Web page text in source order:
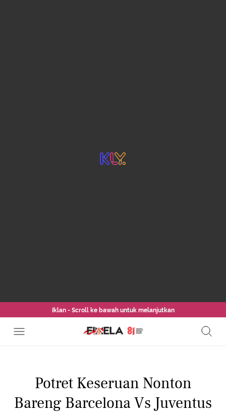
Iklan - Scroll ke bawah untuk melanjutkan
Potret Keseruan Nonton
Bareng Barcelona Vs Juventus